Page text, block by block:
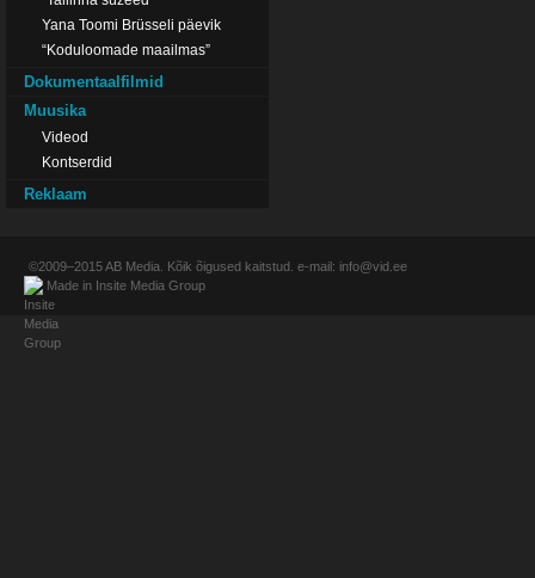
Yana Toomi Brüsseli päevik
“Koduloomade maailmas”
Dokumentaalfilmid
Muusika
Videod
Kontserdid
Reklaam
©2009–2015AB Media . Kõik õigused kaitstud. e-mail: info@vid.ee
Made in Insite Media Group